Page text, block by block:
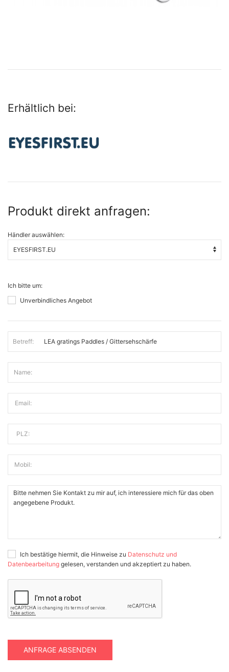
Erhältlich bei:
Produkt direkt anfragen:
Händler auswählen:
Ich bitte um:
Unverbindliches Angebot
Betreff:
Name:
Email:
PLZ:
Mobil:
Ich bestätige hiermit, die Hinweise zu Datenschutz und
Datenbearbeitung gelesen, verstanden und akzeptiert zu haben.
ANFRAGE ABSENDEN